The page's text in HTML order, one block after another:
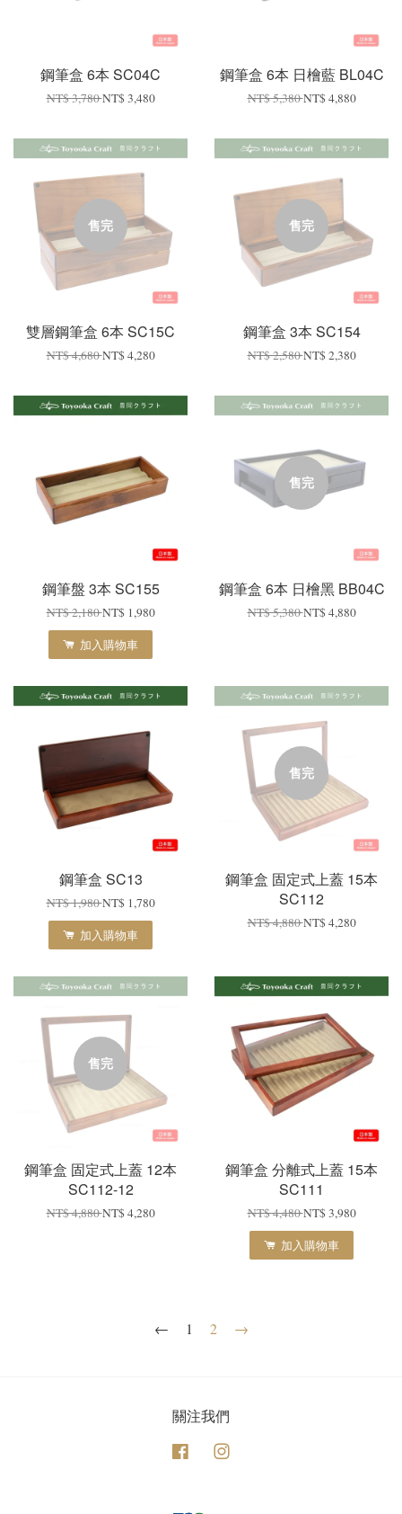
鋼筆盒 6本 SC04C
NT$ 3,780NT$ 3,480
鋼筆盒 6本 日檜藍 BL04C
NT$ 5,380NT$ 4,880
售完
雙層鋼筆盒 6本 SC15C
NT$ 4,680NT$ 4,280
售完
鋼筆盒 3本 SC154
NT$ 2,580NT$ 2,380
鋼筆盤 3本 SC155
NT$ 2,180NT$ 1,980
加入購物車
售完
鋼筆盒 6本 日檜黑 BB04C
NT$ 5,380NT$ 4,880
鋼筆盒 SC13
NT$ 1,980NT$ 1,780
加入購物車
售完
鋼筆盒 固定式上蓋 15本
SC112
NT$ 4,880NT$ 4,280
售完
鋼筆盒 固定式上蓋 12本
SC112-12
NT$ 4,880NT$ 4,280
鋼筆盒 分離式上蓋 15本
SC111
NT$ 4,480NT$ 3,980
加入購物車
← 1 2 →
關注我們
Facebook